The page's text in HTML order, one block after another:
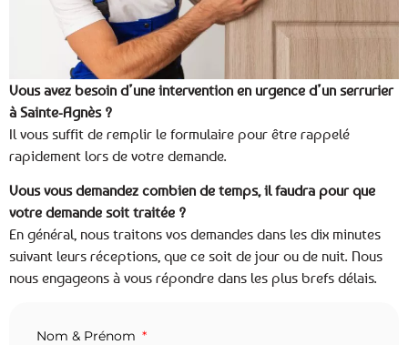
Vous avez besoin d’une intervention en urgence d’un serrurier
à Sainte-Agnès ?
Il vous suffit de remplir le formulaire pour être rappelé
rapidement lors de votre demande.
Vous vous demandez combien de temps, il faudra pour que
votre demande soit traitée ?
En général, nous traitons vos demandes dans les dix minutes
suivant leurs réceptions, que ce soit de jour ou de nuit. Nous
nous engageons à vous répondre dans les plus brefs délais.
Nom & Prénom